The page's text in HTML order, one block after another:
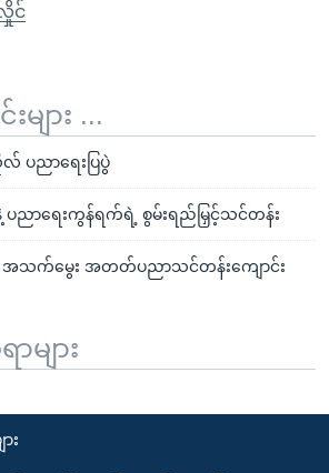
င်
ျား ...
ပညာရေးပြပွဲ
နဲ့ ပညာရေးကွန်ရက်ရဲ့ စွမ်းရည်မြှင့်သင်တန်း
က်မွေး အတတ်ပညာသင်တန်းကျောင်း
များ
း